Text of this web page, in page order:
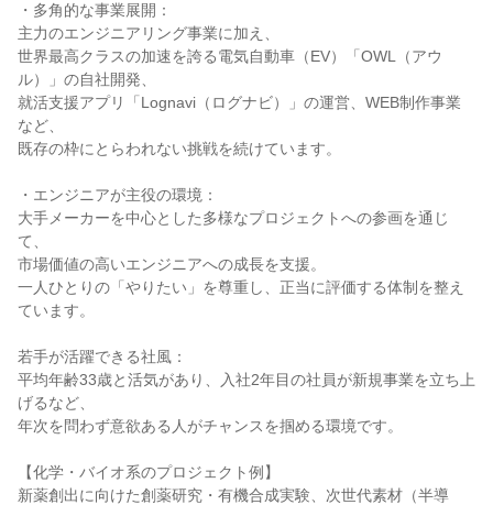
・多角的な事業展開：
主力のエンジニアリング事業に加え、
世界最高クラスの加速を誇る電気自動車（EV）「OWL（アウ
ル）」の自社開発、
就活支援アプリ「Lognavi（ログナビ）」の運営、WEB制作事業
など、
既存の枠にとらわれない挑戦を続けています。
・エンジニアが主役の環境：
大手メーカーを中心とした多様なプロジェクトへの参画を通じ
て、
市場価値の高いエンジニアへの成長を支援。
一人ひとりの「やりたい」を尊重し、正当に評価する体制を整え
ています。
若手が活躍できる社風：
平均年齢33歳と活気があり、入社2年目の社員が新規事業を立ち上
げるなど、
年次を問わず意欲ある人がチャンスを掴める環境です。
【化学・バイオ系のプロジェクト例】
新薬創出に向けた創薬研究・有機合成実験、次世代素材（半導